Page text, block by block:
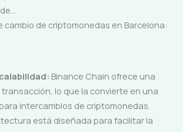
cambio de criptomonedas en Barcelona:
Binance Chain ofrece una
lo que la convierte en una
intercambios de criptomonedas.
está diseñada para facilitar la